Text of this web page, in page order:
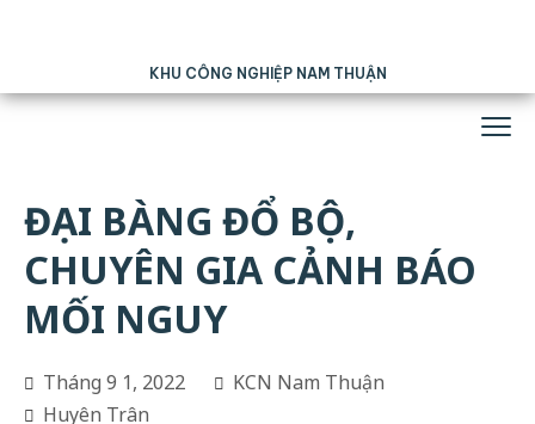
KHU CÔNG NGHIỆP NAM THUẬN
ĐẠI BÀNG ĐỔ BỘ,
CHUYÊN GIA CẢNH BÁO
MỐI NGUY
Tháng 9 1, 2022
KCN Nam Thuận
Huyên Trân